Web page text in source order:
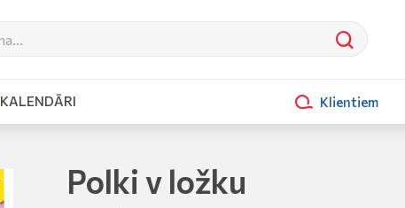
KALENDĀRI Klientiem
Polki v ložku